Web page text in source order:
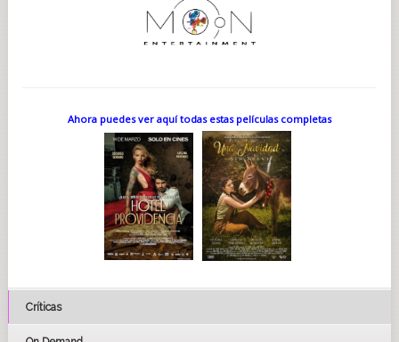
Ahora puedes ver aquí todas estas películas completas
Críticas